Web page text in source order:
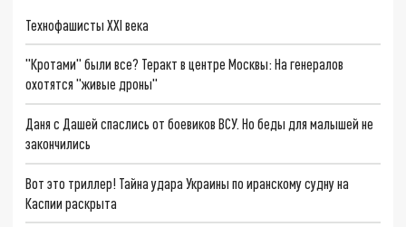
Технофашисты XXI века
"Кротами" были все? Теракт в центре Москвы: На генералов
охотятся "живые дроны"
Даня с Дашей спаслись от боевиков ВСУ. Но беды для малышей не
закончились
Вот это триллер! Тайна удара Украины по иранскому судну на
Каспии раскрыта